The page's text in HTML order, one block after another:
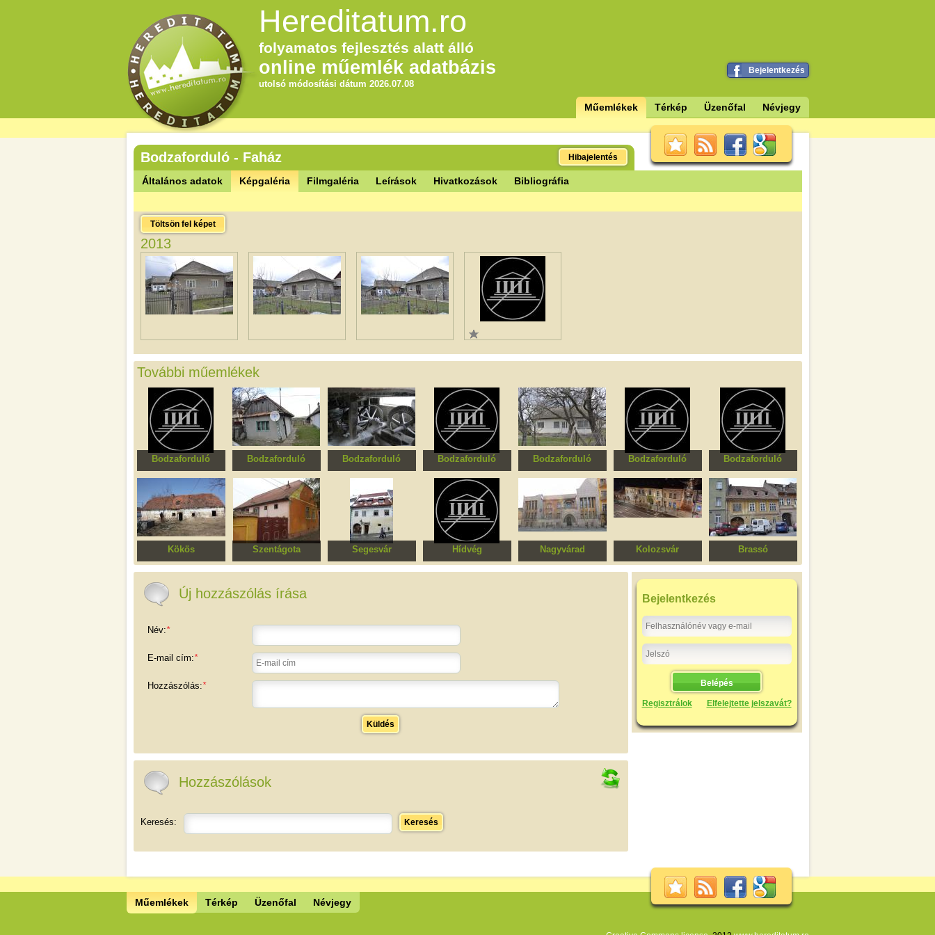
Hereditatum.ro
folyamatos fejlesztés alatt álló
online műemlék adatbázis
utolsó módosítási dátum 2026.07.08
Bejelentkezés
Műemlékek Térkép Üzenőfal Névjegy
Bodzaforduló - Faház Hibajelentés
Általános adatok Képgaléria Filmgaléria Leírások Hivatkozások Bibliográfia
Töltsön fel képet
2013
További műemlékek
Bodzaforduló
Faház
Bodzaforduló
Faház
Bodzaforduló
Lakóház és malom
Bodzaforduló
Faház
Bodzaforduló
Faház
Bodzaforduló
Faház
Bodzaforduló
Faház
Kökös
Serester József ház
Szentágota
Lakóház
Segesvár
Fronius ház
Hídvég
Bucșa ház
Nagyvárad
Darvas-La Roche-ház
Kolozsvár
Vallásszabadság
Háza, egykori
unitárius püspöki
lakóház (Wesselényi-
Brassó
Lakóház
Új hozzászólás írása
Név:*
E-mail cím:*
Hozzászólás:*
Küldés
Hozzászólások
Keresés: Keresés
Bejelentkezés
Regisztrálok Elfelejtette jelszavát?
Műemlékek Térkép Üzenőfal Névjegy